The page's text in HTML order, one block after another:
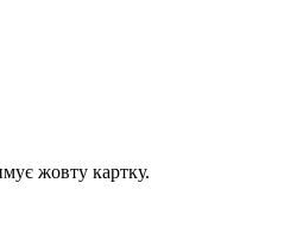
жовту картку.